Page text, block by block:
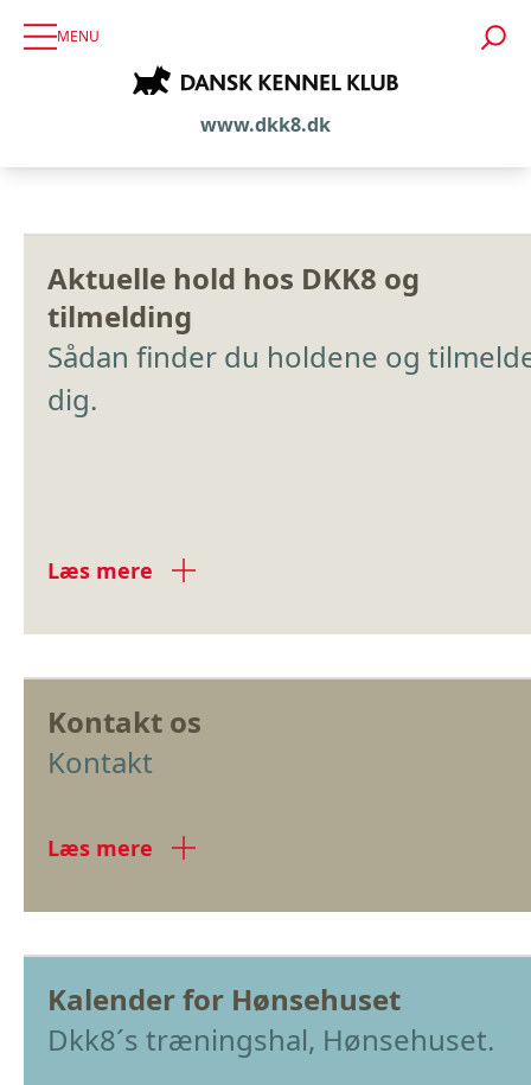
MENU
www.dkk8.dk
Aktuelle hold hos DKK8 og
tilmelding
Sådan finder du holdene og
dig.
Læs mere
Kontakt os
Kontakt
Læs mere
Kalender for Hønsehuset
Dkk8´s træningshal, Hønsehuset.